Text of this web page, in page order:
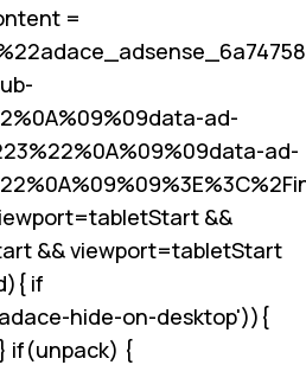
=
ad-
ad-
=tabletStart &&
&& viewport=tabletStart
if
hide-on-desktop')){
if(unpack) {